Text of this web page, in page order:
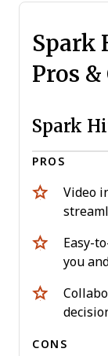
Spark
Pros &
Spark
PROS
Video
Easy-
you
CONS